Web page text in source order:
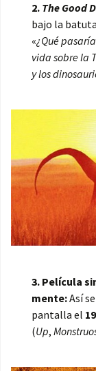
2. The Good
bajo la
«¿Qué
vida sobre la
y los
3. Película
mente:Así
pantalla el
(Up,